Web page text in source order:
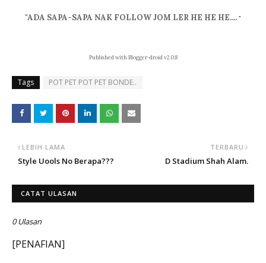
"ADA SAPA-SAPA NAK FOLLOW JOM LER HE HE HE.... "
Published with Blogger-droid v2.0.8
Tags POT PET POT PET BONDE..
TERBARU
D Stadium Shah Alam.
LEBIH LAMA
Style Uools No Berapa???
CATAT ULASAN
0 Ulasan
[PENAFIAN]